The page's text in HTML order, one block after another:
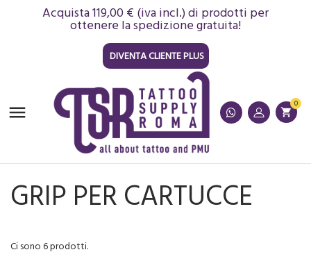
Acquista 119,00 € (iva incl.) di prodotti per
ottenere la spedizione gratuita!
DIVENTA CLIENTE PLUS
 shopping_cart
0
GRIP PER CARTUCCE
Ci sono 6 prodotti.